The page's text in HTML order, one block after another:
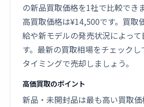
の新品買取価格を1社で比較でき
高買取価格は¥14,500です。買取
給や新モデルの発売状況によっ
す。最新の買取相場をチェック
タイミングで売却しましょう。
高価買取のポイント
新品・未開封品は最も高い買取